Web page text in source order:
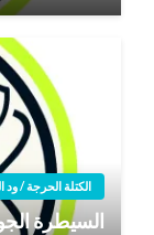
الكتلة الحرجة / ود
السيطرة